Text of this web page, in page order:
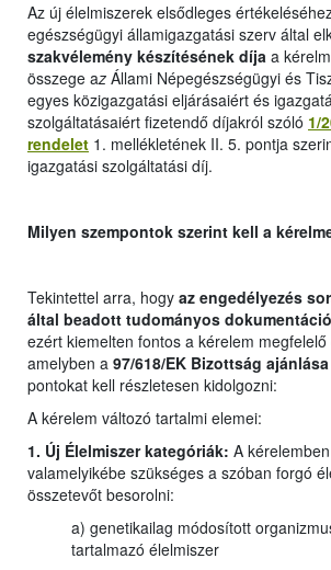
Az új élelmiszerek elsődleges
egészségügyi államigazgatási szerv által
szakvélemény készítésének díja a
összege az Állami Népegészségügyi és
egyes közigazgatási eljárásaiért és
szolgáltatásaiért fizetendő díjakról szóló 1/
rendelet 1. mellékletének II. 5. pontja
igazgatási szolgáltatási díj.
Milyen szempontok szerint kell a
Tekintettel arra, hogy az engedélyezés
által beadott tudományos
ezért kiemelten fontos a kérelem
amelyben a 97/618/EK Bizottság ajánlása
pontokat kell részletesen kidolgozni:
A kérelem változó tartalmi elemei:
1. Új Élelmiszer kategóriák: A
valamelyikébe szükséges a szóban forgó
összetevőt besorolni:
a) genetikailag módosított
tartalmazó élelmiszer